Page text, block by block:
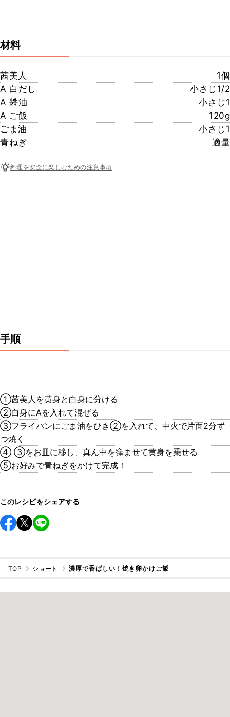
材料
茜美人
1個
A 白だし
小さじ1/2
A 醤油
小さじ1
A ご飯
120g
ごま油
小さじ1
青ねぎ
適量
料理を安全に楽しむための注意事項
手順
①茜美人を黄身と白身に分ける
②白身にAを入れて混ぜる
③フライパンにごま油をひき②を入れて、中火で片面2分ず
つ焼く
④ ③をお皿に移し、真ん中を窪ませて黄身を乗せる
⑤お好みで青ねぎをかけて完成！
このレシピをシェアする
TOP ショート 濃厚で香ばしい！焼き卵かけご飯